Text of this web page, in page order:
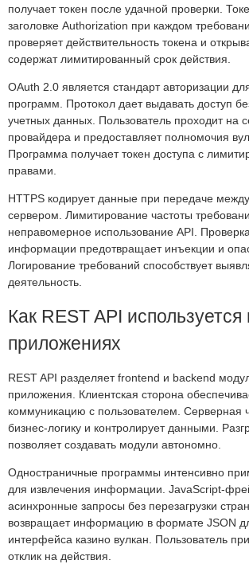
получает токен после удачной проверки.
заголовке Authorization при каждом
проверяет действительность токена и
содержат лимитированный срок действия.
OAuth 2.0 является стандарт авторизации
программ. Протокол дает выдавать доступ
учетных данных. Пользователь проходит на
провайдера и предоставляет полномочия
Программа получает токен доступа с
правами.
HTTPS кодирует данные при передаче
сервером. Лимитирование частоты
неправомерное использование API.
информации предотвращает инъекции и
Логирование требований способствует
деятельность.
Как REST API используется
приложениях
REST API разделяет frontend и backend
приложения. Клиентская сторона
коммуникацию с пользователем. Серверная
бизнес-логику и контролирует данными.
позволяет создавать модули автономно.
Одностраничные программы интенсивно
для извлечения информации. JavaScript-
асинхронные запросы без перезагрузки
возвращает информацию в формате JSON
интерфейса казино вулкан. Пользователь
отклик на действия.